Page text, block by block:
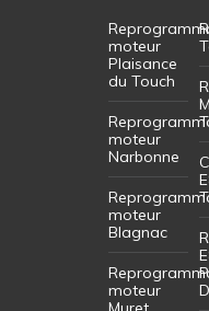
moteur
Plaisance
du Touch
moteur
Narbonne
moteur
Blagnac
moteur